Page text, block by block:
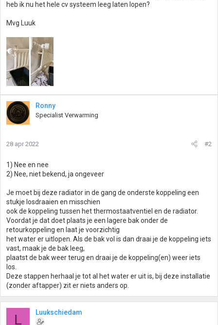
heb ik nu het hele cv systeem leeg laten lopen?
Mvg Luuk
Ronny
Specialist Verwarming
28 apr 2022 #2
1) Nee en nee
2) Nee, niet bekend, ja ongeveer
Je moet bij deze radiator in de gang de onderste koppeling een
stukje losdraaien en misschien
ook de koppeling tussen het thermostaatventiel en de radiator.
Voordat je dat doet plaats je een lagere bak onder de
retourkoppeling en laat je voorzichtig
het water er uitlopen. Als de bak vol is dan draai je de koppeling iets
vast, maak je de bak leeg,
plaatst de bak weer terug en draai je de koppeling(en) weer iets
los.
Deze stappen herhaal je tot al het water er uit is, bij deze installatie
(zonder aftapper) zit er niets anders op.
L Luukschiedam